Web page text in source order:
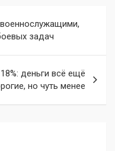
задач
деньги всё ещё
но чуть менее